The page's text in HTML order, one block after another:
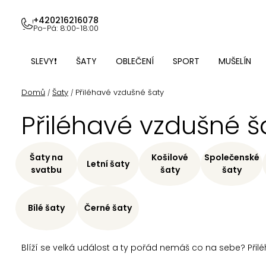
obsah
+420216216078
Po-Pá: 8:00-18:00
SLEVY❗ ŠATY OBLEČENÍ SPORT MUŠELÍN
Domů / Šaty / Přiléhavé vzdušné šaty
Přiléhavé vzdušné
Blíží se velká událost a ty pořád nemáš co na sebe?
Šaty na
svatbu
Letní šaty
Košilové
šaty
Společenské
šaty
Bílé šaty Černé šaty